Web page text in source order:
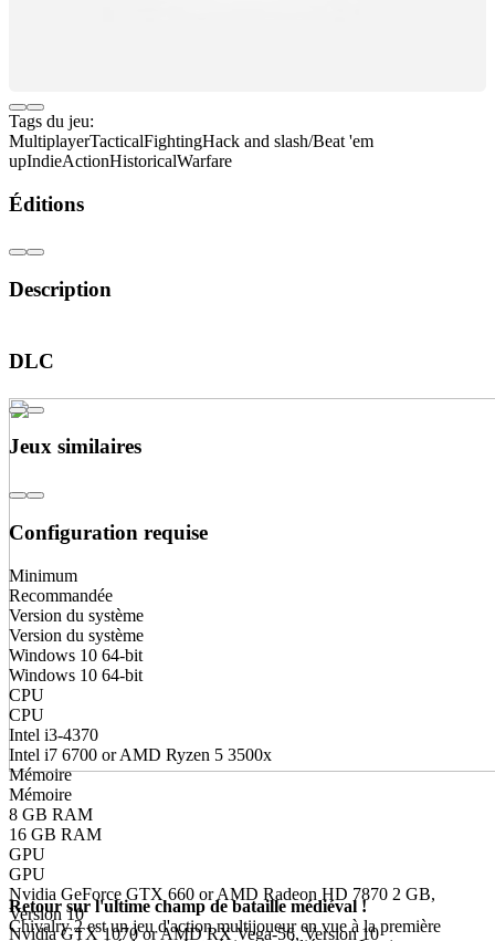
Tags du jeu:
MultiplayerTacticalFightingHack and slash/Beat 'em
upIndieActionHistoricalWarfare
Éditions
Description
À propos du jeu
Retour sur l'ultime champ de bataille médiéval !
Chivalry 2 est un jeu d'action multijoueur en vue à la première
DLC
Jeux similaires
Configuration requise
Minimum
Recommandée
Version du système
Version du système
Windows 10 64-bit
Windows 10 64-bit
CPU
CPU
Intel i3-4370
Intel i7 6700 or AMD Ryzen 5 3500x
Mémoire
Mémoire
8 GB RAM
16 GB RAM
GPU
GPU
Nvidia GeForce GTX 660 or AMD Radeon HD 7870 2 GB,
Version 10
Nvidia GTX 1070 or AMD RX Vega-56, Version 10